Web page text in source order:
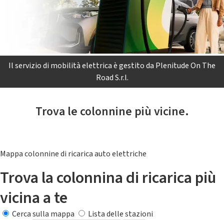
Il servizio di mobilità elettrica è gestito da Plenitude On The
Road S.r.l.
Trova le colonnine più vicine.
Mappa colonnine di ricarica auto elettriche
Trova la colonnina di ricarica più
vicina a te
Cerca sulla mappa
Lista delle stazioni